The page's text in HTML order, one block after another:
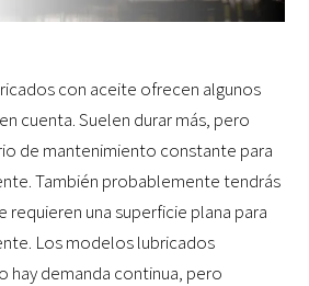
con aceite ofrecen algunos
cuenta. Suelen durar más, pero
de mantenimiento constante para
También probablemente tendrás
una superficie plana para
Los modelos lubricados
hay demanda continua, pero